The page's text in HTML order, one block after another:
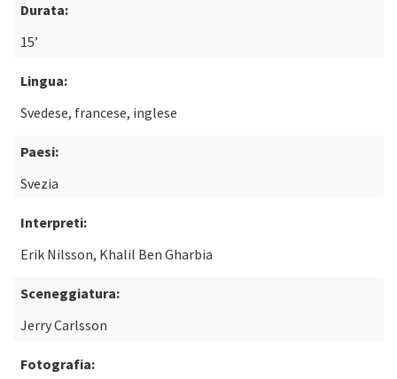
Durata:
15’
Lingua:
Svedese, francese, inglese
Paesi:
Svezia
Interpreti:
Erik Nilsson, Khalil Ben Gharbia
Sceneggiatura:
Jerry Carlsson
Fotografia: